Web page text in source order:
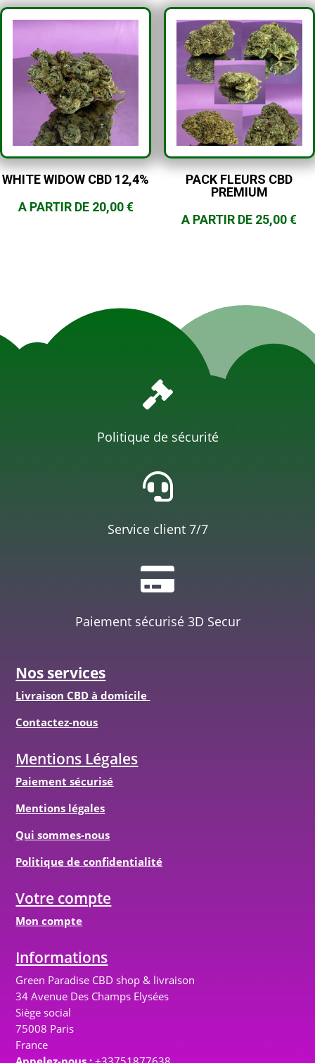
WHITE WIDOW CBD 12,4%
A PARTIR DE 20,00€
PACK FLEURS CBD
PREMIUM
A PARTIR DE 25,00€

Politique de sécurité

Service client 7/7

Paiement sécurisé 3D Secur
Nos services
Livraison CBD à domicile
Contactez-nous
Mentions Légales
Paiement sécurisé
Mentions légales
Qui sommes-nous
Politique de confidentialité
Votre compte
Mon compte
Informations
Green Paradise CBD shop & livraison
34 Avenue Des Champs Elysées
Siège social
75008 Paris
France